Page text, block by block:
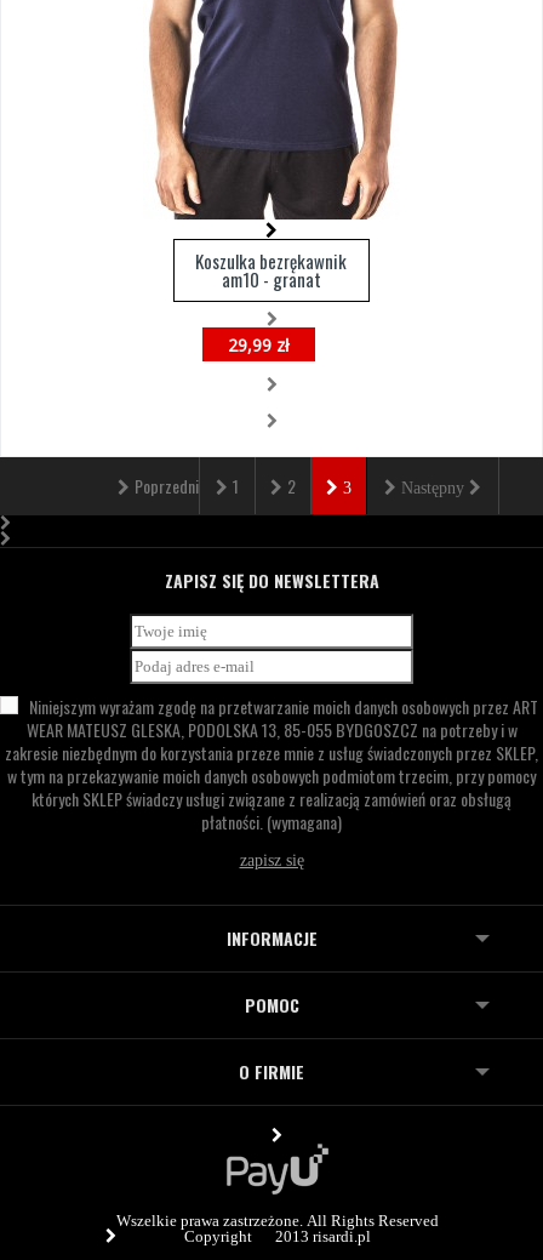
Koszulka bezrękawnik
am10 - granat
29,99 zł
Poprzedni 1 2 3 Następny
ZAPISZ SIĘ DO NEWSLETTERA
Niniejszym wyrażam zgodę na przetwarzanie moich danych osobowych przezART
WEAR MATEUSZ GLESKA, PODOLSKA 13, 85-055 BYDGOSZCZ na potrzeby i w
zakresie niezbędnym do korzystania przeze mnie z usług świadczonych przez SKLEP,
w tym na przekazywanie moich danych osobowych podmiotom trzecim, przy pomocy
których SKLEP świadczy usługi związane z realizacją zamówień oraz obsługą
płatności. (wymagana)
INFORMACJE
POMOC
O FIRMIE
Wszelkie prawa zastrzeżone. All Rights Reserved
Copyright © 2013 risardi.pl